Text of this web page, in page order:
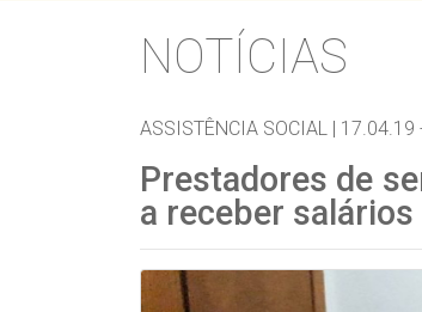
NOTÍCIAS
ASSISTÊNCIA SOCIAL | 17.04.19
Prestadores de
a receber